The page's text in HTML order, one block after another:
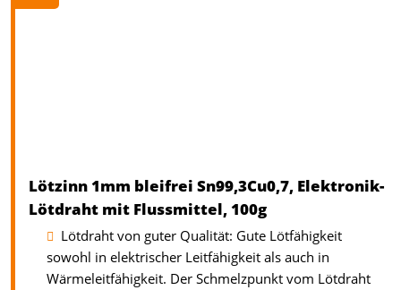
Lötzinn 1mm bleifrei Sn99,3Cu0,7, Elektronik-
Lötdraht mit Flussmittel, 100g
Lötdraht von guter Qualität: Gute Lötfähigkeit
sowohl in elektrischer Leitfähigkeit als auch in
Wärmeleitfähigkeit. Der Schmelzpunkt vom Lötdraht